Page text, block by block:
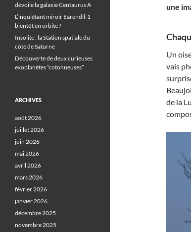
une
Un
vais
de la
dévoile la galaxie Centaurus A
L’inquiétant miroir Eärendil-1
bientôt en orbite ?
Insolite : la Station spatiale du
côté de Saturne
Découverte de deux curieuses
exoplanètes “cotonneuses”
ARCHIVES
août 2026
juillet 2026
juin 2026
mai 2026
avril 2026
mars 2026
février 2026
janvier 2026
décembre 2025
novembre 2025